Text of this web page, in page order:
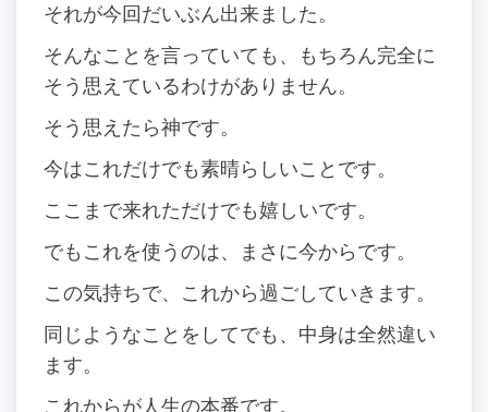
それが今回だいぶん出来ました。
そんなことを言っていても、もちろん完全に
そう思えているわけがありません。
そう思えたら神です。
今はこれだけでも素晴らしいことです。
ここまで来れただけでも嬉しいです。
でもこれを使うのは、まさに今からです。
この気持ちで、これから過ごしていきます。
同じようなことをしてでも、中身は全然違い
ます。
これからが人生の本番です。